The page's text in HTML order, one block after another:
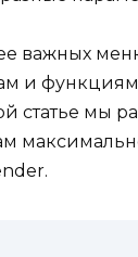
важных
и
статье мы